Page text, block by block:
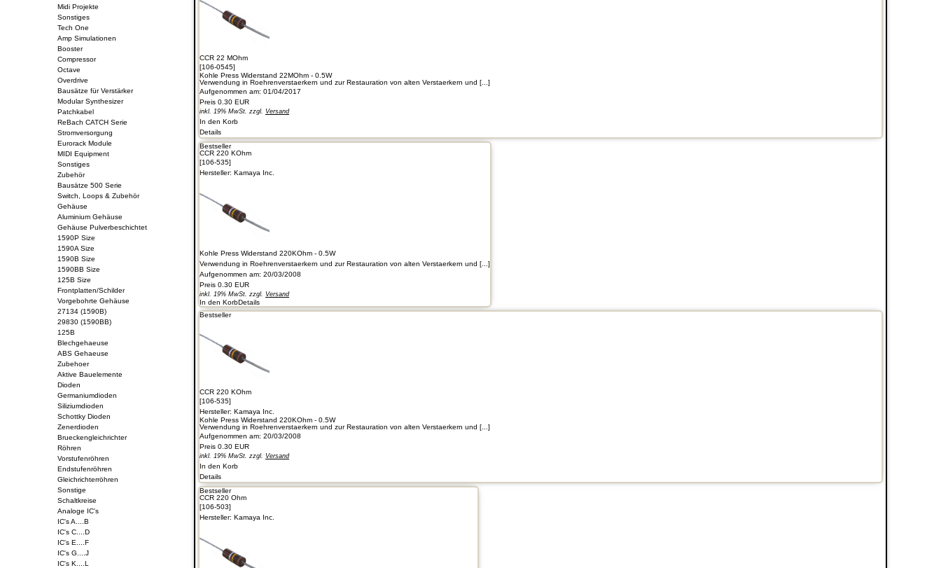
CCR 22 MOhm
[106-0545]
Kohle Press Widerstand 22MOhm - 0.5W
Verwendung in Roehrenverstaerkern und zur Restauration von alten Verstaerkern und [...]
Aufgenommen am: 01/04/2017
Preis 0.30 EUR
inkl. 19% MwSt. zzgl. Versand
In den Korb
Details
Bestseller
CCR 220 KOhm
[106-535]
Hersteller: Kamaya Inc.
Kohle Press Widerstand 220KOhm - 0.5W
Verwendung in Roehrenverstaerkern und zur Restauration von alten Verstaerkern und [...]
Aufgenommen am: 20/03/2008
Preis 0.30 EUR
inkl. 19% MwSt. zzgl. Versand
In den KorbDetails
Bestseller
CCR 220 KOhm
[106-535]
Hersteller: Kamaya Inc.
Kohle Press Widerstand 220KOhm - 0.5W
Verwendung in Roehrenverstaerkern und zur Restauration von alten Verstaerkern und [...]
Aufgenommen am: 20/03/2008
Preis 0.30 EUR
inkl. 19% MwSt. zzgl. Versand
In den Korb
Details
Bestseller
CCR 220 Ohm
[106-503]
Hersteller: Kamaya Inc.
Midi Projekte
Sonstiges
Tech One
Amp Simulationen
Booster
Compressor
Octave
Overdrive
Bausätze für Verstärker
Modular Synthesizer
Patchkabel
ReBach CATCH Serie
Stromversorgung
Eurorack Module
MIDI Equipment
Sonstiges
Zubehör
Bausätze 500 Serie
Switch, Loops & Zubehör
Gehäuse
Aluminium Gehäuse
Gehäuse Pulverbeschichtet
1590P Size
1590A Size
1590B Size
1590BB Size
125B Size
Frontplatten/Schilder
Vorgebohrte Gehäuse
27134 (1590B)
29830 (1590BB)
125B
Blechgehaeuse
ABS Gehaeuse
Zubehoer
Aktive Bauelemente
Dioden
Germaniumdioden
Siliziumdioden
Schottky Dioden
Zenerdioden
Brueckengleichrichter
Röhren
Vorstufenröhren
Endstufenröhren
Gleichrichterröhren
Sonstige
Schaltkreise
Analoge IC's
IC's A....B
IC's C....D
IC's E....F
IC's G....J
IC's K....L